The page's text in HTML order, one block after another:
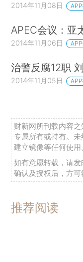
2014年11月08日
APEC会议：亚
2014年11月06日
治警反腐12职
2014年11月05日
财新网所刊载内容
专属所有或持有。
建立镜像等任何使用
如有意愿转载，请发
确认及授权后，方可
推荐阅读